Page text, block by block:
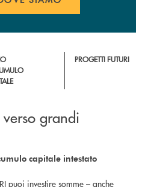
PROGETTI FUTURI
grandi
capitale intestato
puoi investire somme – anche